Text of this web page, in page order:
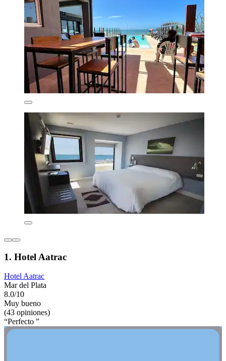
1. Hotel Aatrac
Hotel Aatrac
Mar del Plata
8.0/10
Muy bueno
(43 opiniones)
“Perfecto ”